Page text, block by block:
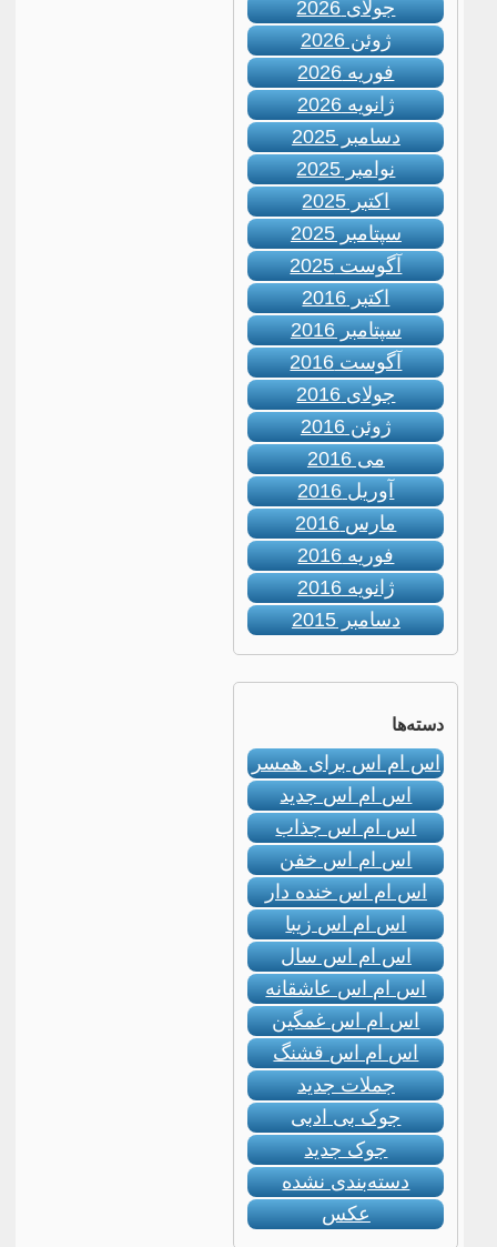
جولای 2026
ژوئن 2026
فوریه 2026
ژانویه 2026
دسامبر 2025
نوامبر 2025
اکتبر 2025
سپتامبر 2025
آگوست 2025
اکتبر 2016
سپتامبر 2016
آگوست 2016
جولای 2016
ژوئن 2016
می 2016
آوریل 2016
مارس 2016
فوریه 2016
ژانویه 2016
دسامبر 2015
دسته‌ها
اس ام اس برای همسر
اس ام اس جدید
اس ام اس جذاب
اس ام اس خفن
اس ام اس خنده دار
اس ام اس زیبا
اس ام اس سال
اس ام اس عاشقانه
اس ام اس غمگین
اس ام اس قشنگ
جملات جدید
جوک بی ادبی
جوک جدید
دسته‌بندی نشده
عکس